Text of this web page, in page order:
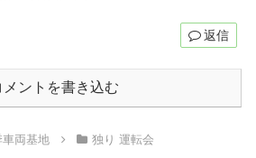
返信
メントを書き込む
車両基地 独り 運転会